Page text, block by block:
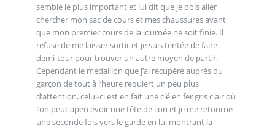
semble le plus important et lui dit que je dois aller
chercher mon sac de cours et mes chaussures avant
que mon premier cours de la journée ne soit finie. Il
refuse de me laisser sortir et je suis tentée de faire
demi-tour pour trouver un autre moyen de partir.
Cependant le médaillon que j’ai récupéré auprès du
garçon de tout à l’heure requiert un peu plus
d’attention, celui-ci est en fait une clé en fer gris clair où
l’on peut apercevoir une tête de lion et je me retourne
une seconde fois vers le garde en lui montrant la